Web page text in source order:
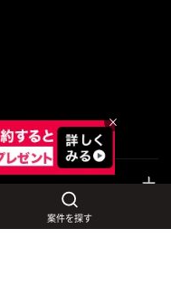
案件を探す
×